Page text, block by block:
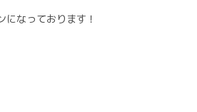
なっております！